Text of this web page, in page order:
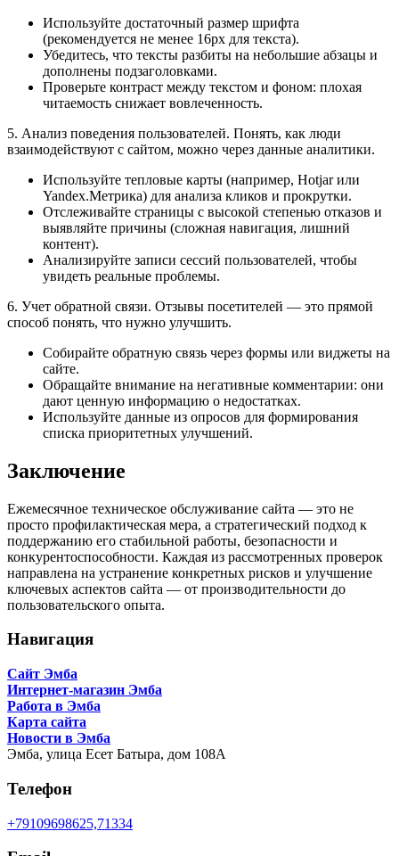
Используйте достаточный размер шрифта
(рекомендуется не менее 16px для текста).
Убедитесь, что тексты разбиты на небольшие абзацы и
дополнены подзаголовками.
Проверьте контраст между текстом и фоном: плохая
читаемость снижает вовлеченность.
5. Анализ поведения пользователей. Понять, как люди
взаимодействуют с сайтом, можно через данные аналитики.
Используйте тепловые карты (например, Hotjar или
Yandex.Метрика) для анализа кликов и прокрутки.
Отслеживайте страницы с высокой степенью отказов и
выявляйте причины (сложная навигация, лишний
контент).
Анализируйте записи сессий пользователей, чтобы
увидеть реальные проблемы.
6. Учет обратной связи. Отзывы посетителей — это прямой
способ понять, что нужно улучшить.
Собирайте обратную связь через формы или виджеты на
сайте.
Обращайте внимание на негативные комментарии: они
дают ценную информацию о недостатках.
Используйте данные из опросов для формирования
списка приоритетных улучшений.
Заключение
Ежемесячное техническое обслуживание сайта — это не
просто профилактическая мера, а стратегический подход к
поддержанию его стабильной работы, безопасности и
конкурентоспособности. Каждая из рассмотренных проверок
направлена на устранение конкретных рисков и улучшение
ключевых аспектов сайта — от производительности до
пользовательского опыта.
Навигация
Сайт Эмба
Интернет-магазин Эмба
Работа в Эмба
Карта сайта
Новости в Эмба
Эмба, улица Есет Батыра, дом 108А
Телефон
+79109698625,71334